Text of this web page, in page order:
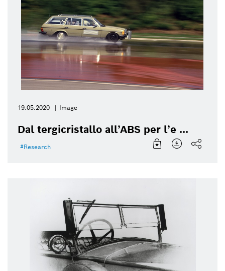
19.05.2020 Image
Dal tergicristallo all’ABS per l’e ...
Research